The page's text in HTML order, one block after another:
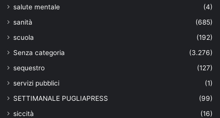
salute mentale
(4)
sanità
(685)
scuola
(192)
Senza categoria
(3.276)
sequestro
(127)
servizi pubblici
(1)
SETTIMANALE PUGLIAPRESS
(99)
siccità
(16)